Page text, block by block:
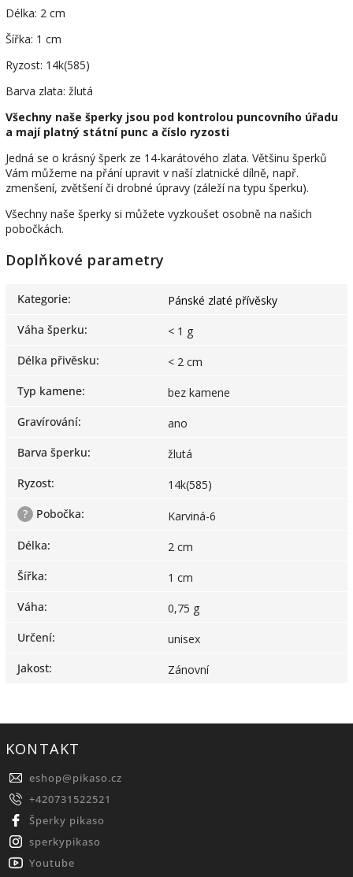
Délka: 2 cm
Šířka: 1 cm
Ryzost: 14k(585)
Barva zlata: žlutá
Všechny naše šperky jsou pod kontrolou puncovního úřadu
a mají platný státní punc a číslo ryzosti
Jedná se o krásný šperk ze 14-karátového zlata. Většinu šperků
Vám můžeme na přání upravit v naší zlatnické dílně, např.
zmenšení, zvětšení či drobné úpravy (záleží na typu šperku).
Všechny naše šperky si můžete vyzkoušet osobně na našich
pobočkách.
Doplňkové parametry
Kategorie:
Pánské zlaté přívěsky
Váha šperku:
< 1 g
Délka přivěsku:
< 2 cm
Typ kamene:
bez kamene
Gravírování:
ano
Barva šperku:
žlutá
Ryzost:
14k(585)
?
Pobočka:
Karviná-6
Délka:
2 cm
Šířka:
1 cm
Váha:
0,75 g
Určení:
unisex
Jakost: Zánovní
KONTAKT
eshop@pikaso.cz
+420731522521
Šperky pikaso
sperkypikaso
Youtube